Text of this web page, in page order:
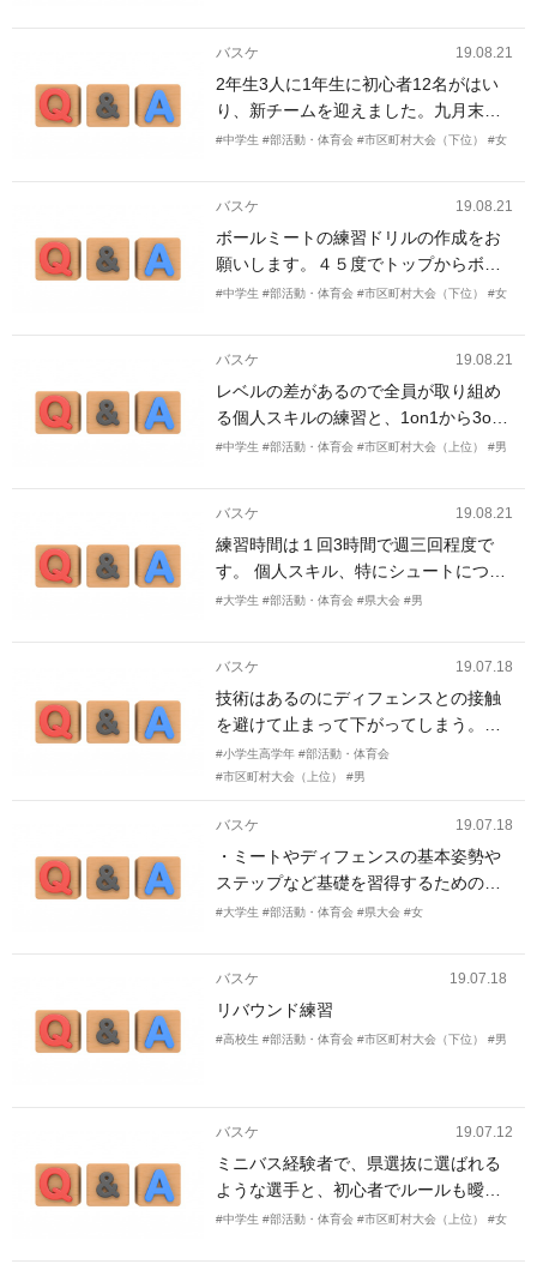
バスケ 19.08.21
2年生3人に1年生に初心者12名がはい
り、新チームを迎えました。九月末に
新人戦があります。それまでに力をつ
練習、レイアップを行なっています。
練習もマンネリ化していて、基礎をし
っかり抑えつつ、学んだ基礎を生かし
た実践に近い練習がしたいです。
#中学生 #部活動・体育会 #市区町村大会（下位） #女
バスケ 19.08.21
ボールミートの練習ドリルの作成をお
願いします。４５度でトップからボー
ルをもらう練習をしています。ボール
で行っています。ゼロステップなども
導入されてきたので、ボールミート時
にディフェンスからズレを作ってもら
えるようになりたいです。高校生がや
#中学生 #部活動・体育会 #市区町村大会（下位） #女
バスケ 19.08.21
レベルの差があるので全員が取り組め
る個人スキルの練習と、1on1から3on3
までの段階的なドリル練習をしたいで
#中学生 #部活動・体育会 #市区町村大会（上位） #男
バスケ 19.08.21
練習時間は１回3時間で週三回程度で
す。 個人スキル、特にシュートにつな
がる部分とピックアンドロールのスキ
携の部分を詰める練習メニューがあり
ましたら教えていただきたいです。
#大学生 #部活動・体育会 #県大会 #男
バスケ 19.07.18
技術はあるのにディフェンスとの接触
を避けて止まって下がってしまう。結
局ターンオーバーしてしまう悪循環を
改善したい。
#小学生高学年 #部活動・体育会
#市区町村大会（上位）
#男
バスケ 19.07.18
・ミートやディフェンスの基本姿勢や
ステップなど基礎を習得するための練
習 ・人数が少ないため、初心者でも試
基礎を習得できるようにして、経験者
は練習レベルを落とさない練習がした
い
#大学生 #部活動・体育会 #県大会 #女
バスケ 19.07.18
リバウンド練習
#高校生 #部活動・体育会 #市区町村大会（下位） #男
バスケ 19.07.12
ミニバス経験者で、県選抜に選ばれる
ような選手と、初心者でルールも曖昧
な選手が一緒に練習をすることに困り
#中学生 #部活動・体育会 #市区町村大会（上位） #女